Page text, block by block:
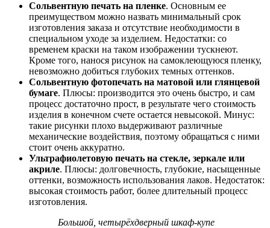
Сольвентную печать на пленке. Основным ее
преимуществом можно назвать минимальный срок
изготовления заказа и отсутствие необходимости в
специальном уходе за изделием. Недостатки: со
временем краски на таком изображении тускнеют.
Кроме того, нанося рисунок на самоклеющуюся пленку,
невозможно добиться глубоких темных оттенков.
Сольвентную фотопечать на матовой или глянцевой
бумаге. Плюсы: производится это очень быстро, и сам
процесс достаточно прост, в результате чего стоимость
изделия в конечном счете остается невысокой. Минус:
такие рисунки плохо выдерживают различные
механические воздействия, поэтому обращаться с ними
стоит очень аккуратно.
Ультрафиолетовую печать на стекле, зеркале или
акриле. Плюсы: долговечность, глубокие, насыщенные
оттенки, возможность использования лаков. Недостаток:
высокая стоимость работ, более длительный процесс
изготовления.
Большой, четырёхдверный шкаф-купе